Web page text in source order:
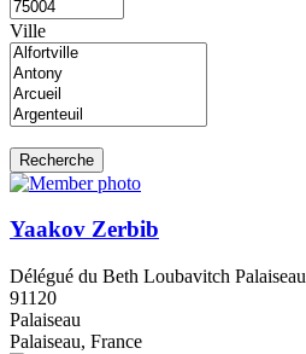
Ville
Yaakov Zerbib
Délégué du Beth Loubavitch Palaiseau
91120
Palaiseau
Palaiseau, France